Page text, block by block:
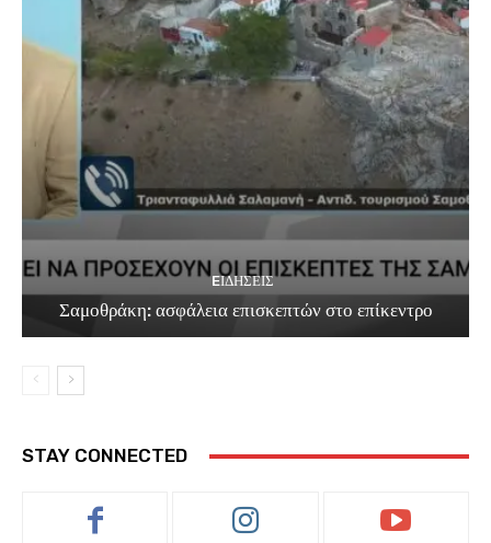
EΙΔΗΣΕΙΣ
Σαμοθράκη: ασφάλεια επισκεπτών στο επίκεντρο
STAY CONNECTED